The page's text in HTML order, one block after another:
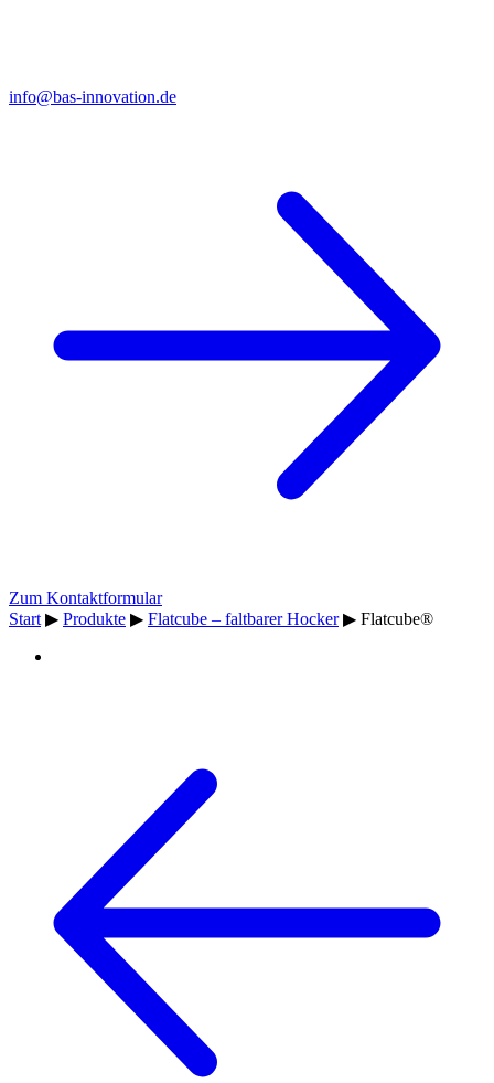
info@bas-innovation.de
Zum Kontaktformular
Start ▶ Produkte ▶ Flatcube – faltbarer Hocker ▶ Flatcube®